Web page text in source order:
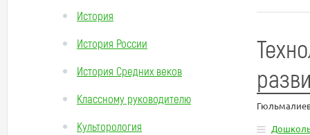
История
История России
История Средних веков
Классному руководителю
Культорология